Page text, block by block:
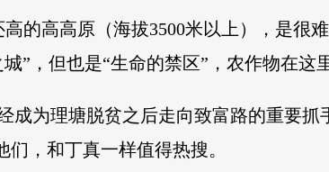
的高高原（海拔3500米以上），是很
”，但也是“生命的禁区”，农作物在这
成为理塘脱贫之后走向致富路的重要
，和丁真一样值得热搜。